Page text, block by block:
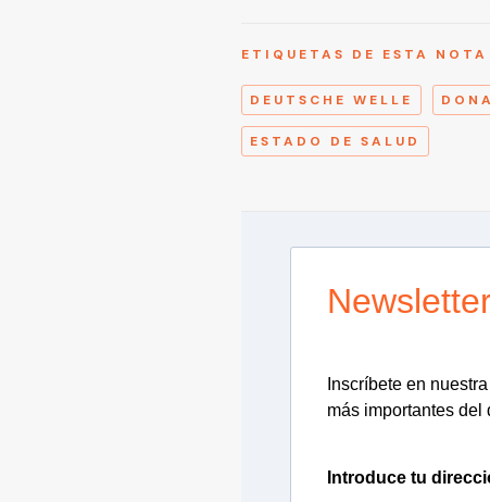
ETIQUETAS DE ESTA NOTA
DEUTSCHE WELLE
ESTADO DE SALUD
Inscríbete en
más importantes del
Introduce tu